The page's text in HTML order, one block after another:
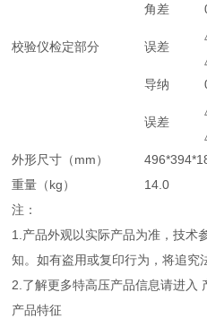
校验仪检定部分
角差
误差
导纳
误差
外形尺寸（mm）
重量（kg）
14.0
注：
1.产品外观以实际产品为准，技术
知。如有盗用或复印行为，将追究
2.了解更多特高压产品信息请进入
产品特征